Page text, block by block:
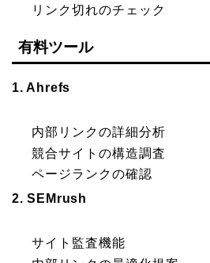
リンク切れのチェック
有料ツール
1. Ahrefs
内部リンクの詳細分析
競合サイトの構造調査
ページランクの確認
2. SEMrush
サイト監査機能